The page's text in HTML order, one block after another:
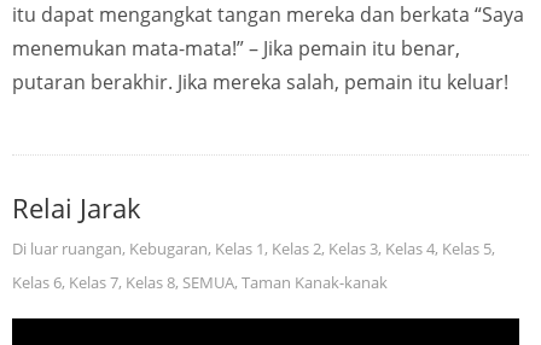
itu dapat mengangkat tangan mereka dan berkata “Saya
menemukan mata-mata!” – Jika pemain itu benar,
putaran berakhir. Jika mereka salah, pemain itu keluar!
Relai Jarak
Di luar ruangan, Kebugaran, Kelas 1, Kelas 2, Kelas 3, Kelas 4, Kelas 5,
Kelas 6, Kelas 7, Kelas 8, SEMUA, Taman Kanak-kanak